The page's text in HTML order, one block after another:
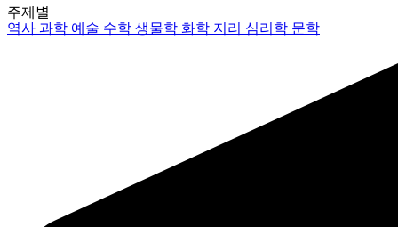
주제별
역사과학 예술 수학생물학 화학 지리 심리학 문학